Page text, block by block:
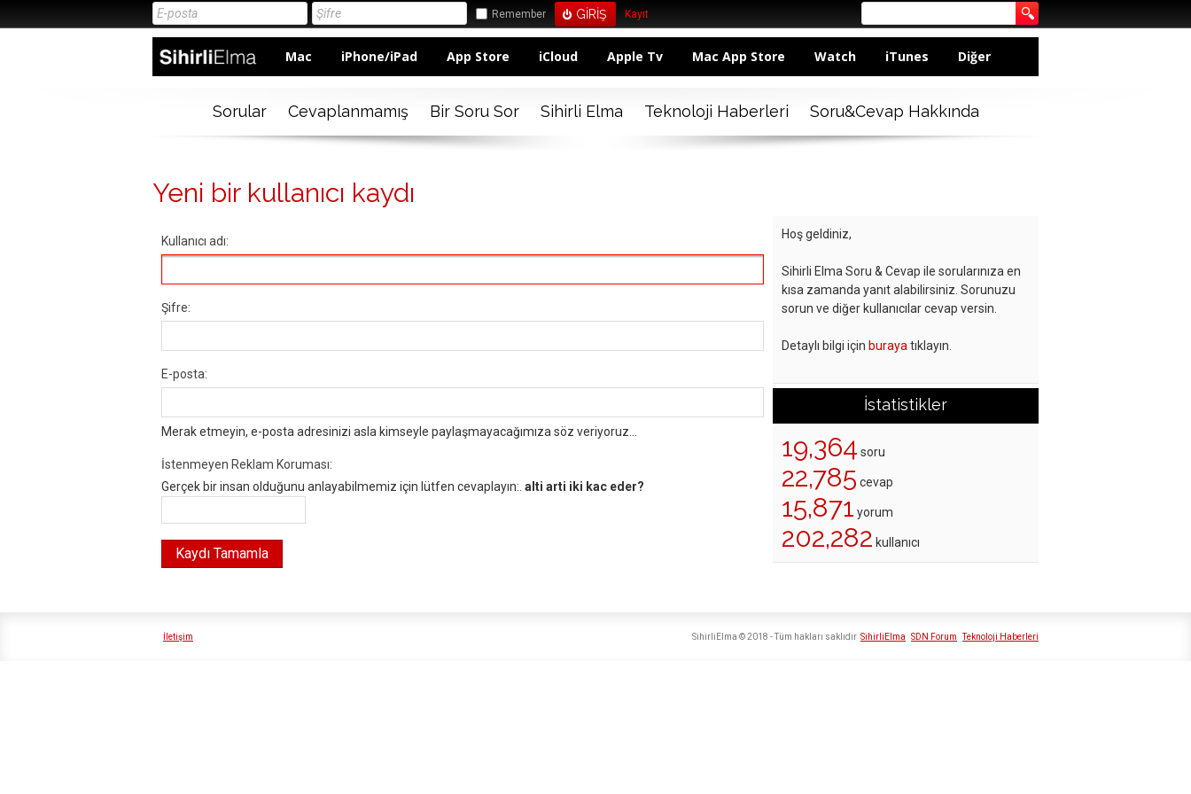
Remember Kayıt
Mac iPhone/iPad App Store iCloud Apple Tv Mac App Store Watch iTunes Diğer
Sorular Cevaplanmamış Bir Soru Sor Sihirli Elma Teknoloji Haberleri Soru&Cevap Hakkında
Yeni bir kullanıcı kaydı
Kullanıcı adı:
Şifre:
E-posta:
Merak etmeyin, e-posta adresinizi asla kimseyle paylaşmayacağımıza söz veriyoruz...
İstenmeyen Reklam Koruması:
Gerçek bir insan olduğunu anlayabilmemiz için lütfen cevaplayın:. alti arti iki kac eder?
Hoş geldiniz,
Sihirli Elma Soru & Cevap ile sorularınıza en
kısa zamanda yanıt alabilirsiniz. Sorunuzu
sorun ve diğer kullanıcılar cevap versin.
Detaylı bilgi için buraya tıklayın.
İstatistikler
19,364 soru
22,785 cevap
15,871 yorum
202,282 kullanıcı
İletişim SihirliElma SDN Forum Teknoloji Haberleri
SihirliElma © 2018 - Tüm hakları saklıdır